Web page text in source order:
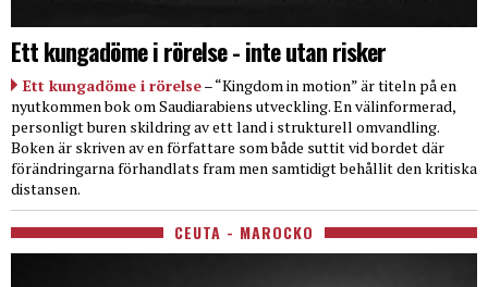
Ett kungadöme i rörelse - inte utan risker
Ett kungadöme i rörelse– “Kingdom in motion” är titeln på en
nyutkommen bok om Saudiarabiens utveckling. En välinformerad,
personligt buren skildring av ett land i strukturell omvandling.
Boken är skriven av en författare som både suttit vid bordet där
förändringarna förhandlats fram men samtidigt behållit den kritiska
distansen.
CEUTA - MAROCKO